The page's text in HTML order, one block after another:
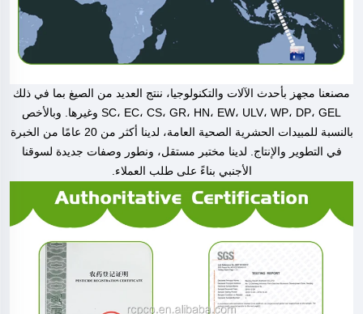
مصنعنا مجهز بأحدث الآلات والتكنولوجيا، ننتج العديد من الصيغ بما في ذلك
SC، EC، CS، GR، HN، EW، ULV، WP، DP، GEL وغيرها. وبالأخص
بالنسبة للمبيدات الحشرية الصحية العامة، لدينا أكثر من 20 عامًا من الخبرة
في التطوير والإنتاج. لدينا مختبر مستقل، ونطور وصفات جديدة لسوقنا
الأجنبي بناءً على طلب العملاء.